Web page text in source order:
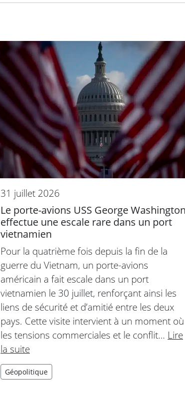
31 juillet 2026
Le porte-avions USS George Washington
effectue une escale rare dans un port
vietnamien
Pour la quatrième fois depuis la fin de la
guerre du Vietnam, un porte-avions
américain a fait escale dans un port
vietnamien le 30 juillet, renforçant ainsi les
liens de sécurité et d’amitié entre les deux
pays. Cette visite intervient à un moment où
les tensions commerciales et le conflit… Lire
la suite
Géopolitique